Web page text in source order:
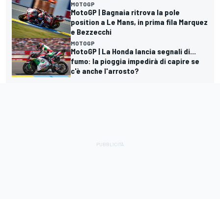
MOTOGP
MotoGP | Bagnaia ritrova la pole
position a Le Mans, in prima fila Marquez
e Bezzecchi
MOTOGP
MotoGP | La Honda lancia segnali di...
fumo: la pioggia impedirà di capire se
c'è anche l'arrosto?